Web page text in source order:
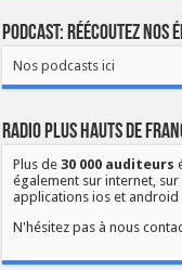
Podcast: Réécoutez nos
Nos podcasts ici
Radio Plus Hauts de
Plus de30 000 auditeurs
également sur internet,
applications ios et android
N'hésitez pas à nous